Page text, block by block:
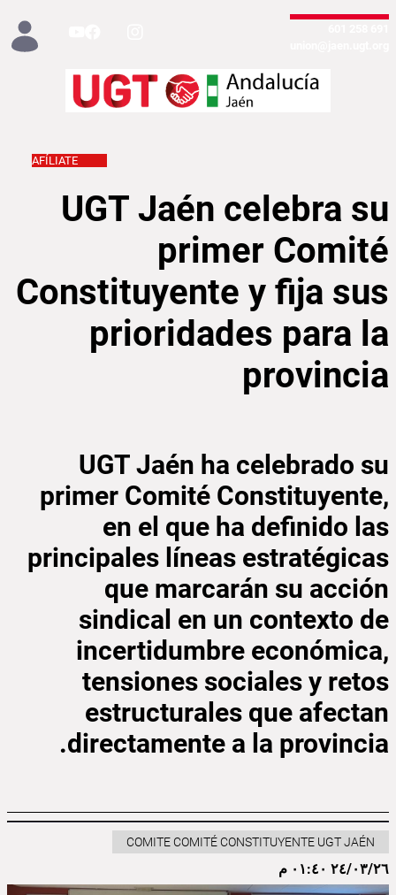
تخطي إلى المحتوى الرئيسي
sus prioridades para la provincia - Jaén
UGT Jaén celebra su
primer Comité
Constituyente y fija sus
prioridades para la
provincia
UGT Jaén ha celebrado su
primer Comité Constituyente,
en el que ha definido las
principales líneas estratégicas
que marcarán su acción
sindical en un contexto de
incertidumbre económica,
tensiones sociales y retos
estructurales que afectan
directamente a la provincia.
COMITE COMITÉ CONSTITUYENTE UGT JAÉN
٢٤/٠٣/٢٦ ٠١:٤٠ م